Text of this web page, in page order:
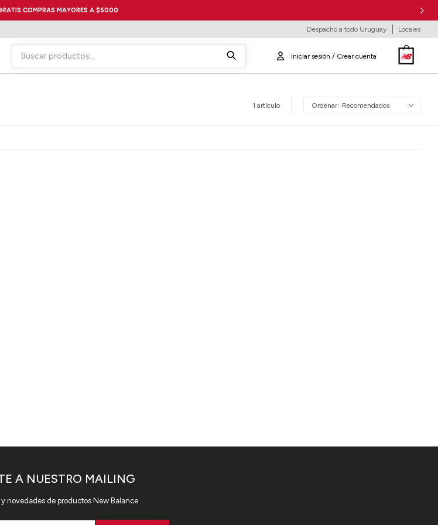
COMPRAS MAYORES A $5000
Despacho a todo Uruguay Locales
1 artículo Recomendados
A NUESTRO MAILING
novedades de productos New Balance